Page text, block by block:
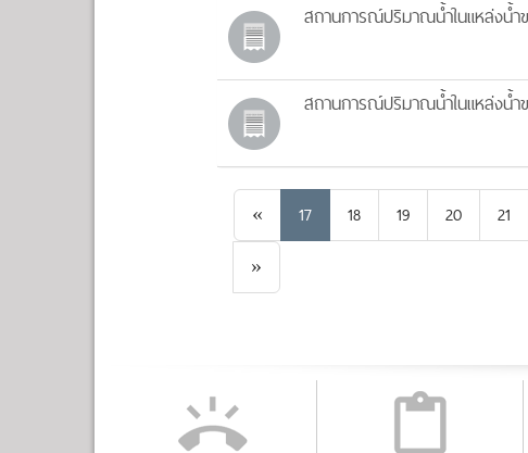
สถานการณ์ปริมาณน้ำในแหล่งน้ำ
สถานการณ์ปริมาณน้ำในแหล่งน้ำ
«Previous
17 18 19 20 21
»Next